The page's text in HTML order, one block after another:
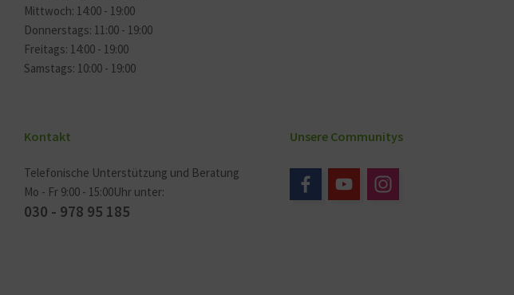
Mittwoch: 14:00 - 19:00
Donnerstags: 11:00 - 19:00
Freitags: 14:00 - 19:00
Samstags: 10:00 - 19:00
Kontakt
Telefonische Unterstützung und Beratung
Mo - Fr 9:00 - 15:00Uhr unter:
030 - 978 95 185
Unsere Communitys